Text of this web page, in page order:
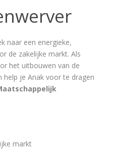
naar een energieke,
de zakelijke markt. Als
het uitbouwen van de
help je Anak voor te dragen
markt